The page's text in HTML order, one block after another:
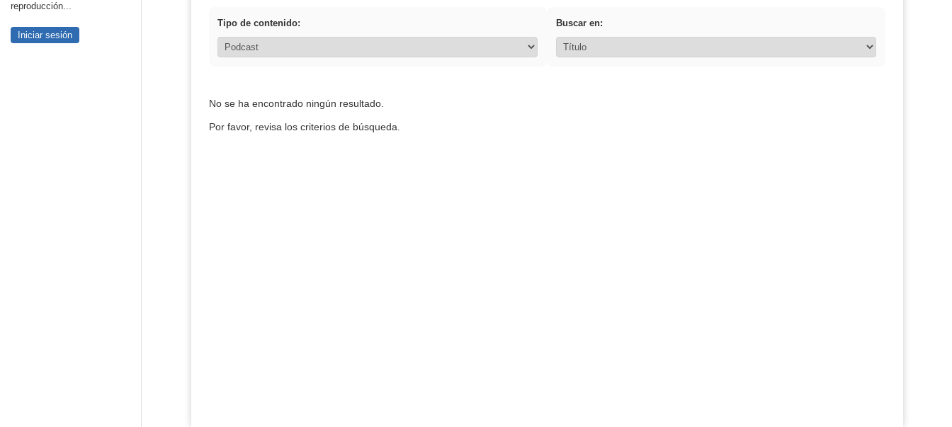
reproducción...
Iniciar sesión
Tipo de contenido: Buscar en:
No se ha encontrado ningún resultado.
Por favor, revisa los criterios de búsqueda.